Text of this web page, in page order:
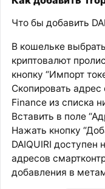
Что бы добавить
В кошельке
криптовалют
кнопку “Импорт
Скопировать
Finance из списка
Вставить в поле
Нажать кнопку
DAIQUIRI доступен
адресов
добавления в